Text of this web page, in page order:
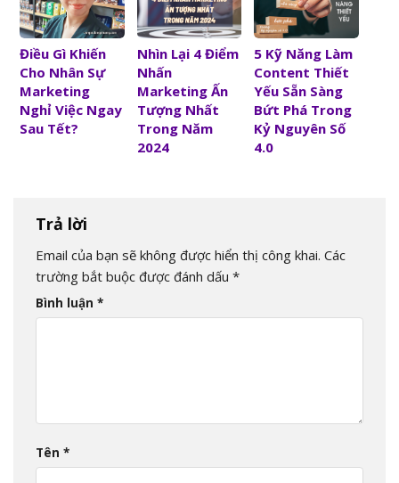
Điều Gì Khiến
Cho Nhân Sự
Marketing
Nghỉ Việc Ngay
Sau Tết?
Nhìn Lại 4 Điểm
Nhấn
Marketing Ấn
Tượng Nhất
Trong Năm
2024
5 Kỹ Năng Làm
Content Thiết
Yếu Sẵn Sàng
Bứt Phá Trong
Kỷ Nguyên Số
4.0
Trả lời
Email của bạn sẽ không được hiển thị công khai. Các
trường bắt buộc được đánh dấu *
Bình luận *
Tên *